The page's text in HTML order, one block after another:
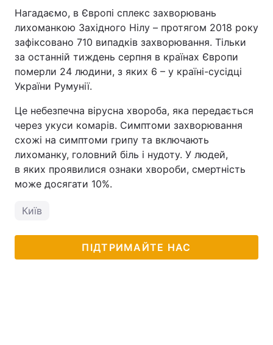
Нагадаємо, в Європі сплекс захворювань
лихоманкою Західного Нілу – протягом 2018 року
зафіксовано 710 випадків захворювання. Тільки
за останній тиждень серпня в країнах Європи
померли 24 людини, з яких 6 – у країні-сусідці
України Румунії.
Це небезпечна вірусна хвороба, яка передається
через укуси комарів. Симптоми захворювання
схожі на симптоми грипу та включають
лихоманку, головний біль і нудоту. У людей,
в яких проявилися ознаки хвороби, смертність
може досягати 10%.
Київ
ПІДТРИМАЙТЕ НАС